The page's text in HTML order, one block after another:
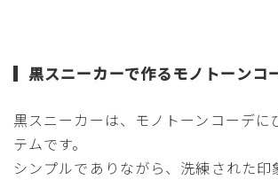
黒スニーカーで作るモノトーンコ
黒スニーカーは、モノトーンコーデに
テムです。
シンプルでありながら、洗練された印